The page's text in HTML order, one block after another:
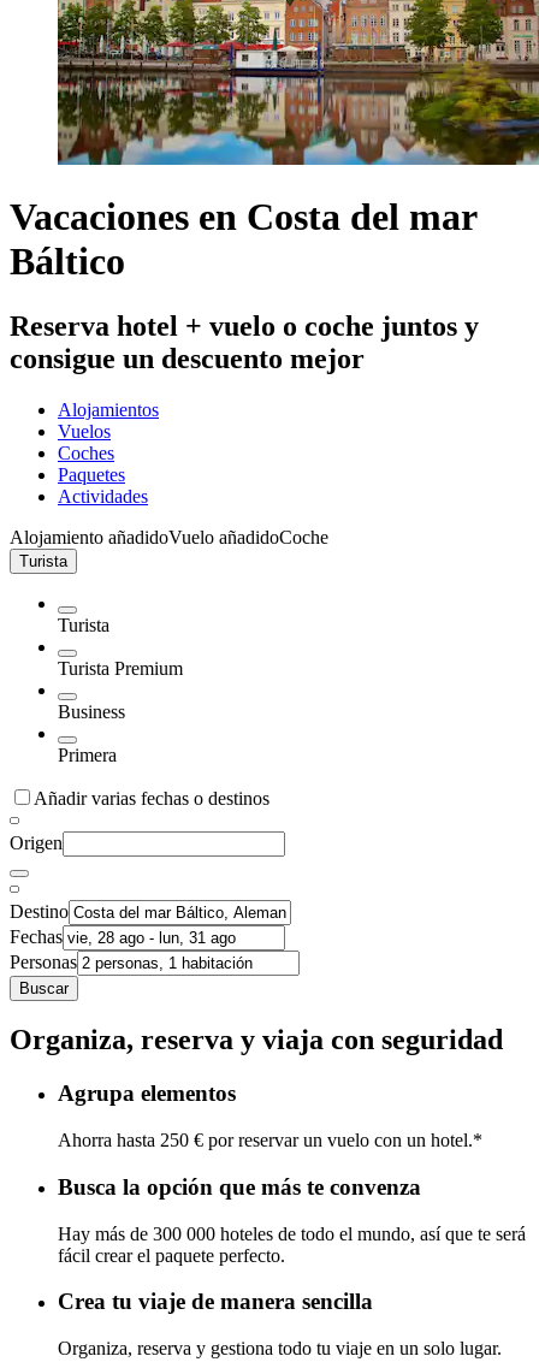
Vacaciones en Costa del mar
Báltico
Reserva hotel + vuelo o coche juntos y
consigue un descuento mejor
Alojamientos
Vuelos
Coches
Paquetes
Actividades
Alojamiento añadidoVuelo añadidoCoche
Turista
Turista
Turista Premium
Business
Primera
Añadir varias fechas o destinos
Origen
Destino
Fechas
Personas
Buscar
Organiza, reserva y viaja con seguridad
Agrupa elementos
Ahorra hasta 250 € por reservar un vuelo con un hotel.*
Busca la opción que más te convenza
Hay más de 300 000 hoteles de todo el mundo, así que te será
fácil crear el paquete perfecto.
Crea tu viaje de manera sencilla
Organiza, reserva y gestiona todo tu viaje en un solo lugar.